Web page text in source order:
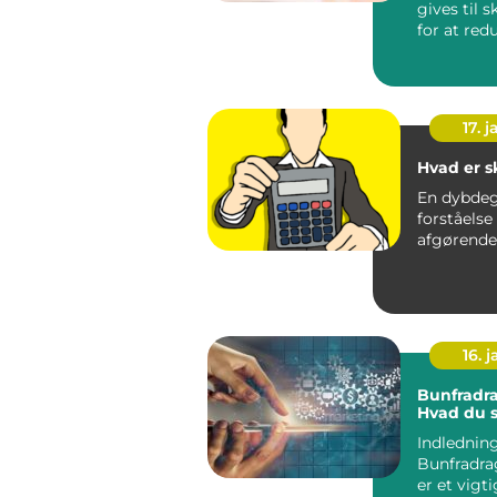
gives til
for at
17.
Hvad er
En
forståelse
16.
Hvad du
er et